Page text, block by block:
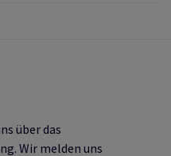
über das
Wir melden uns